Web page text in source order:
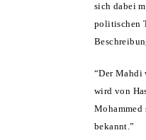
sich dabei
politischen
“Der Mahdi
wird von
Mohammed
bekannt.”